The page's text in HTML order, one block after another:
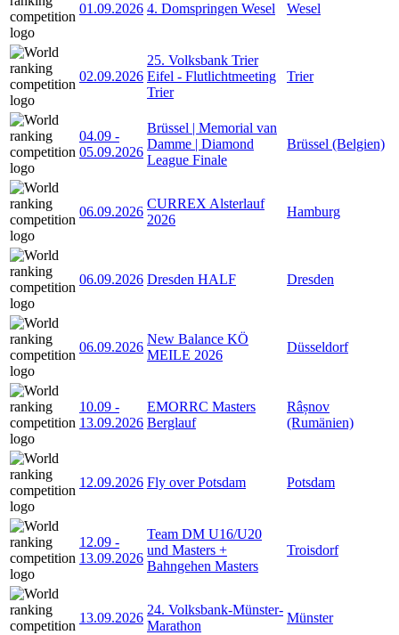
01.09.2026 4. Domspringen Wesel Wesel
02.09.2026
25. Volksbank Trier
Eifel - Flutlichtmeeting
Trier
Trier
04.09 -
05.09.2026
Brüssel | Memorial van
Damme | Diamond
League Finale
Brüssel (Belgien)
06.09.2026
CURREX Alsterlauf
2026
Hamburg
06.09.2026 Dresden HALF Dresden
06.09.2026
New Balance KÖ
MEILE 2026
Düsseldorf
10.09 -
13.09.2026
EMORRC Masters
Berglauf
Râșnov
(Rumänien)
12.09.2026 Fly over Potsdam Potsdam
12.09 -
13.09.2026
Team DM U16/U20
und Masters +
Bahngehen Masters
Troisdorf
13.09.2026
24. Volksbank-Münster-
Marathon
Münster